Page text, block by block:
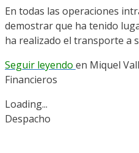
En todas las operaciones
demostrar que ha tenido
ha realizado el transporte a
Seguir leyendo en Miquel
Financieros
Loading...
Despacho